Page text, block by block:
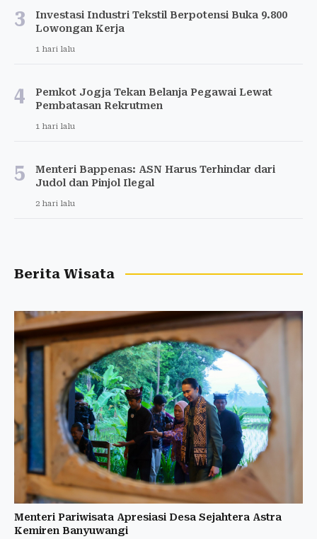
3
Investasi Industri Tekstil Berpotensi Buka 9.800
Lowongan Kerja
1 hari lalu
4
Pemkot Jogja Tekan Belanja Pegawai Lewat
Pembatasan Rekrutmen
1 hari lalu
5
Menteri Bappenas: ASN Harus Terhindar dari
Judol dan Pinjol Ilegal
2 hari lalu
Berita Wisata
Menteri Pariwisata Apresiasi Desa Sejahtera Astra
Kemiren Banyuwangi